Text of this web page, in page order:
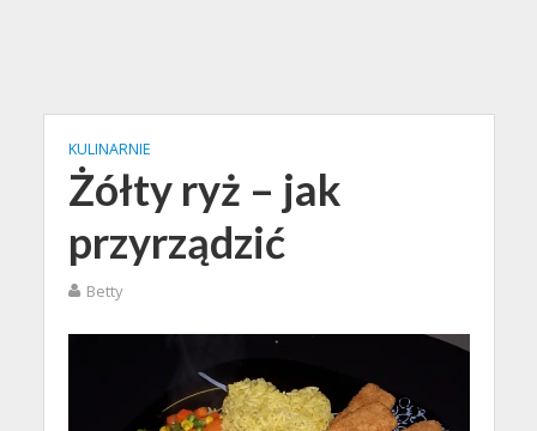
KULINARNIE
Żółty ryż – jak
przyrządzić
Betty